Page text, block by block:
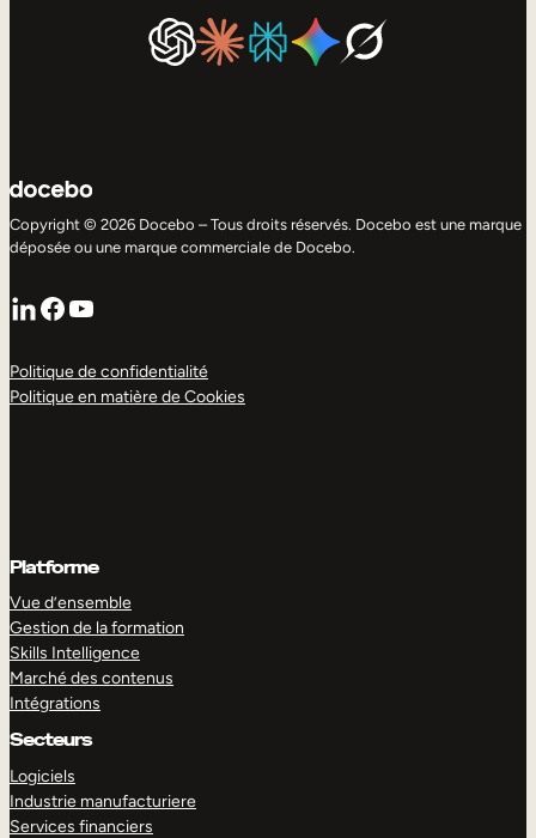
Copyright © 2026 Docebo – Tous droits réservés. Docebo est une marque
déposée ou une marque commerciale de Docebo.
LinkedIn
Facebook
YouTube
Politique de confidentialité
Politique en matière de Cookies
Platforme
Vue d’ensemble
Gestion de la formation
Skills Intelligence
Marché des contenus
Intégrations
Secteurs
Logiciels
Industrie manufacturiere
Services financiers